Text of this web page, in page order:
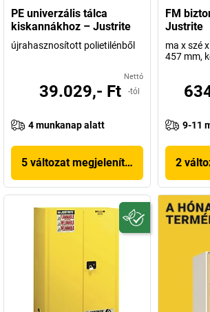
PE univerzális tálca
kiskannákhoz – Justrite
újrahasznosított polietilénből
Nettó
39.029,- Ft -tól
4 munkanap alatt
5 változat megjelenítése
FM
Justrite
ma x szé
457 mm,
9-11
2